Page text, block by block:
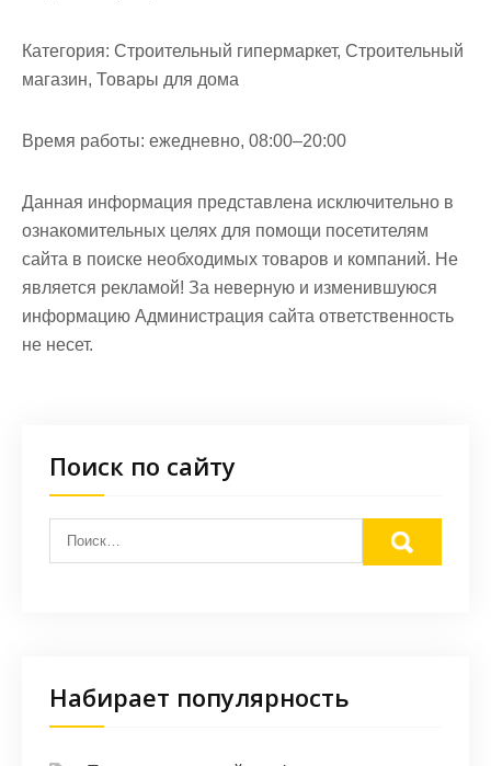
Категория: Строительный гипермаркет, Строительный
магазин, Товары для дома
Время работы: ежедневно, 08:00–20:00
Данная информация представлена исключительно в
ознакомительных целях для помощи посетителям
сайта в поиске необходимых товаров и компаний. Не
является рекламой! За неверную и изменившуюся
информацию Администрация сайта ответственность
не несет.
Поиск по сайту
Набирает популярность